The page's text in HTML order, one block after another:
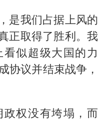
是我们占据上风的
正取得了胜利。我
似超级大国的力
协议并结束战争，
权没有垮塌，而